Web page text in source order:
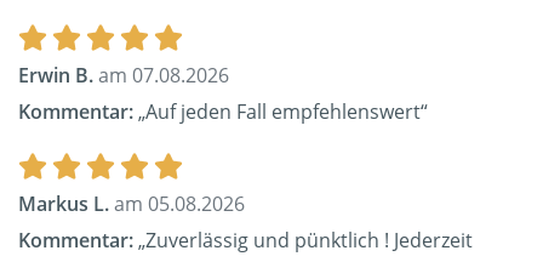
Erwin B.am 07.08.2026
Kommentar:„Auf jeden Fall empfehlenswert“
Markus L.am 05.08.2026
Kommentar:„Zuverlässig und pünktlich ! Jederzeit